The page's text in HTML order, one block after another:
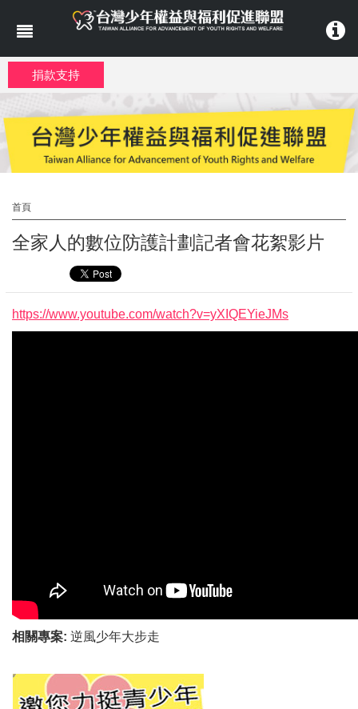
捐款支持
首頁
全家人的數位防護計劃記者會花絮影片
https://www.youtube.com/watch?v=yXIQEYieJMs
相關專案: 逆風少年大步走